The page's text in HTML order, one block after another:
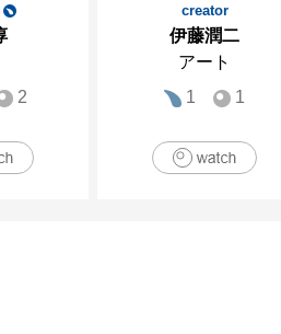
2
creator
伊藤潤二
アート
1
1